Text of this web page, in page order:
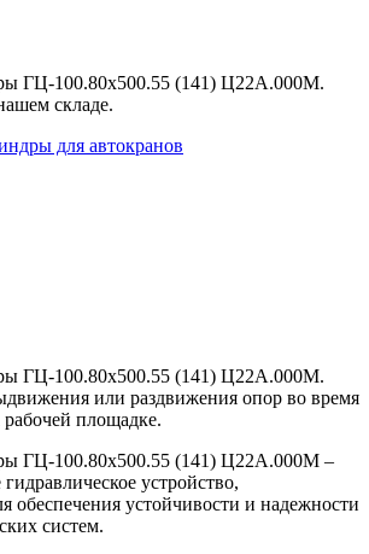
ГЦ-100.80х500.55 (141) Ц22А.000М.
складе.
для автокранов
ГЦ-100.80х500.55 (141) Ц22А.000М.
или раздвижения опор во время
площадке.
ГЦ-100.80х500.55 (141) Ц22А.000М –
устройство,
обеспечения устойчивости и надежности
систем.